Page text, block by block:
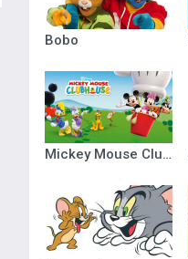
Bobo
Mickey Mouse Clubhuis